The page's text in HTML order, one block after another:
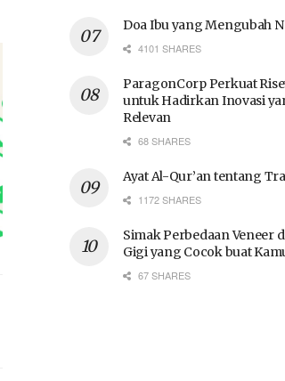
Doa Ibu yang Mengubah
4101 SHARES
ParagonCorp Perkuat
untuk Hadirkan Inovasi
Relevan
68 SHARES
Ayat Al-Qur’an tentang
1172 SHARES
Simak Perbedaan Veneer
Gigi yang Cocok buat
67 SHARES